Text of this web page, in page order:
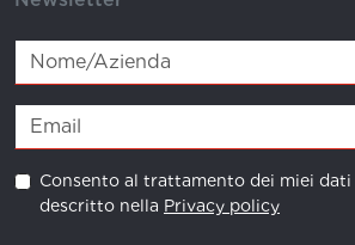
Consento al trattamento dei miei
descritto nella Privacy policy